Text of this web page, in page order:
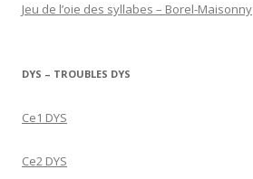
Jeu de l’oie des syllabes – Borel-Maisonny
DYS – TROUBLES DYS
Ce1 DYS
Ce2 DYS